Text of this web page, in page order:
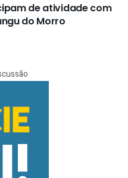
de atividade com
do Morro